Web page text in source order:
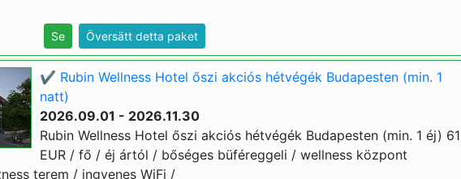
Se Översätt detta paket
✔️ Rubin Wellness Hotel őszi akciós hétvégék Budapesten (min. 1
natt)
2026.09.01 - 2026.11.30
Rubin Wellness Hotel őszi akciós hétvégék Budapesten (min. 1 éj) 61
EUR / fő / éj ártól / bőséges büféreggeli / wellness központ
terem / ingyenes WiFi /